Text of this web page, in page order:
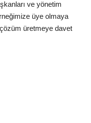
ve yönetim
üye olmaya
üretmeye davet